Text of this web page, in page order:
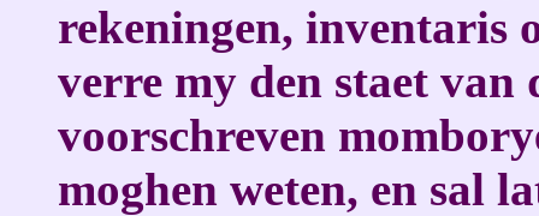
rekeningen, inventaris
verre my den staet van
voorschreven
moghen weten, en sal